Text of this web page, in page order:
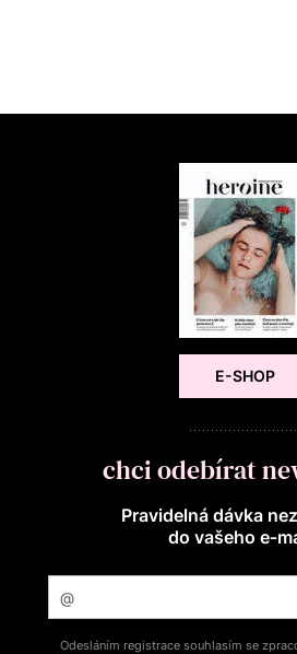
E-SHOP
chci odebírat
Pravidelná dávka
do vašeho
Odesláním registrace souhlasím se